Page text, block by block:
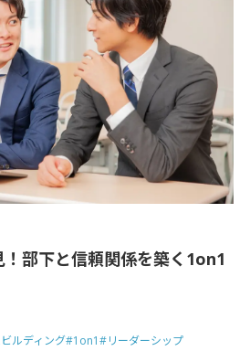
部下と信頼関係を築く1on1
ルディング#1on1#リーダーシップ